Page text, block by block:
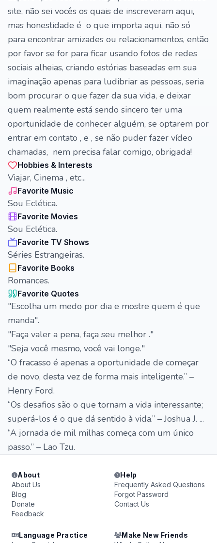
site, não sei vocês os quais de inscreveram aqui,
mas honestidade é o que importa aqui, não só
para encontrar amizades ou relacionamentos, então
por favor se for para ficar usando fotos de redes
sociais alheias, criando estórias baseadas em sua
imaginação apenas para ludibriar as pessoas, seria
bom procurar o que fazer da sua vida, e deixar
quem realmente está sendo sincero ter uma
oportunidade de conhecer alguém, se optarem por
entrar em contato , e , se não puder fazer vídeo
chamadas, nem precisa falar comigo, obrigada!
Hobbies & Interests
Viajar, Cinema , etc...
Favorite Music
Sou Eclética.
Favorite Movies
Sou Eclética.
Favorite TV Shows
Séries Estrangeiras.
Favorite Books
Romances.
Favorite Quotes
"Escolha um medo por dia e mostre quem é que
manda".
"Faça valer a pena, faça seu melhor ."
"Seja você mesmo, você vai longe."
“O fracasso é apenas a oportunidade de começar
de novo, desta vez de forma mais inteligente.” –
Henry Ford.
“Os desafios são o que tornam a vida interessante;
superá-los é o que dá sentido à vida.” – Joshua J. ...
“A jornada de mil milhas começa com um único
passo.” – Lao Tzu.
About
About Us
Blog
Donate
Feedback
Help
Frequently Asked Questions
Forgot Password
Contact Us
Language Practice
Make New Friends